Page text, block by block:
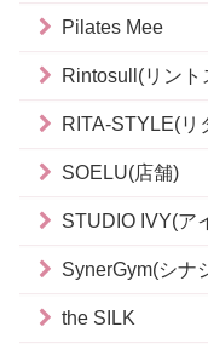
Pilates Mee
Rintosull(リント
RITA-STYLE(リ
SOELU(店舗)
STUDIO IVY(ア
SynerGym(シナ
the SILK